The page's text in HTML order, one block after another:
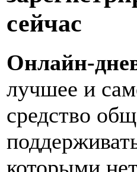
сейчас
Онлайн-
лучшее и
средство